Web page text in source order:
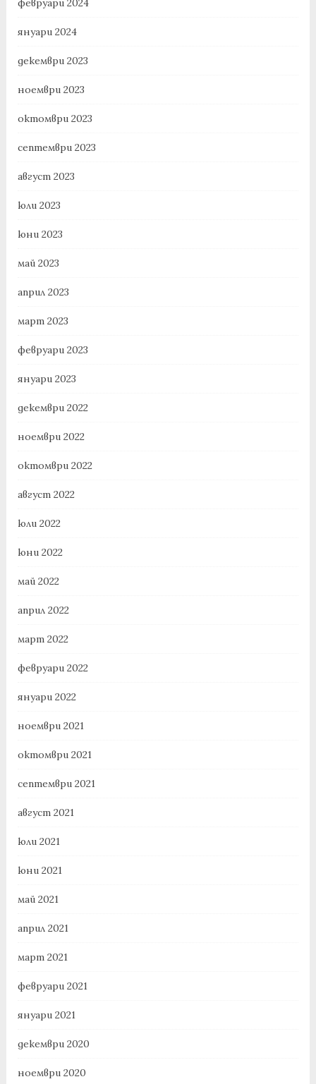
февруари 2024
януари 2024
декември 2023
ноември 2023
октомври 2023
септември 2023
август 2023
юли 2023
юни 2023
май 2023
април 2023
март 2023
февруари 2023
януари 2023
декември 2022
ноември 2022
октомври 2022
август 2022
юли 2022
юни 2022
май 2022
април 2022
март 2022
февруари 2022
януари 2022
ноември 2021
октомври 2021
септември 2021
август 2021
юли 2021
юни 2021
май 2021
април 2021
март 2021
февруари 2021
януари 2021
декември 2020
ноември 2020